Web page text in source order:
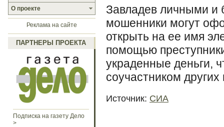
О проекте
Реклама на сайте
ПАРТНЕРЫ ПРОЕКТА
Подписка на газету Дело
>
Завладев личными и
мошенники могут
открыть на ее имя
помощью
украденные деньги,
соучастником
Источник: СИА